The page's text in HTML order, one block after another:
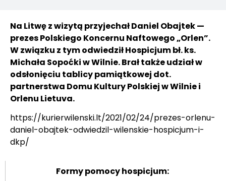
Na Litwę z wizytą przyjechał Daniel Obajtek —
prezes Polskiego Koncernu Naftowego „Orlen”.
W związku z tym odwiedził Hospicjum bł. ks.
Michała Sopoćki w Wilnie. Brał także udział w
odsłonięciu tablicy pamiątkowej dot.
partnerstwa Domu Kultury Polskiej w Wilnie i
Orlenu Lietuva.
https://kurierwilenski.lt/2021/02/24/prezes-orlenu-
daniel-obajtek-odwiedzil-wilenskie-hospicjum-i-
dkp/
Formy pomocy hospicjum: